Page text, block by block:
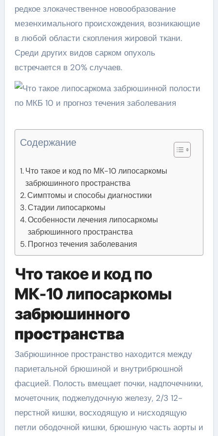
редкое злокачественное новообразование
мезенхимального происхождения, возникающие
в любой области скопления жировой ткани.
Среди других видов сарком опухоль
встречается в 20% случаев.
Содержание
Что такое и код по МК-10 липосаркомы
забрюшинного пространства
Симптомы и способы диагностики
Стадии липосаркомы
Особенности лечения липосаркомы
забрюшинного пространства
Прогноз течения заболевания
Что такое и код по
МК-10 липосаркомы
забрюшинного
пространства
Забрюшинное пространство находится между
париетальной брюшиной и внутрибрюшной
фасцией. Полость вмещает почки, надпочечники,
мочеточник, поджелудочную железу, 2/3 12-
перстной кишки, восходящую и нисходящую
петли ободочной кишки, брюшную часть аорты и